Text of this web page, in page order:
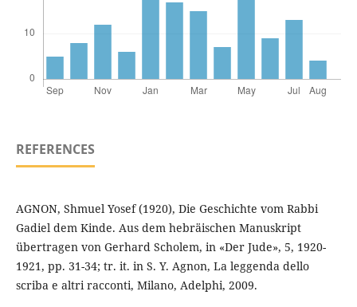
REFERENCES
AGNON, Shmuel Yosef (1920), Die Geschichte vom Rabbi
Gadiel dem Kinde. Aus dem hebräischen Manuskript
übertragen von Gerhard Scholem, in «Der Jude», 5, 1920-
1921, pp. 31-34; tr. it. in S. Y. Agnon, La leggenda dello
scriba e altri racconti, Milano, Adelphi, 2009.